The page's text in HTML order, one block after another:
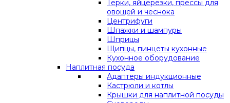
Терки, яйцерезки, прессы для
овощей и чеснока
Центрифуги
Шпажки и шампуры
Шприцы
Щипцы, пинцеты кухонные
Кухонное оборудование
Наплитная посуда
Адаптеры индукционные
Кастрюли и котлы
Крышки для наплитной посуды